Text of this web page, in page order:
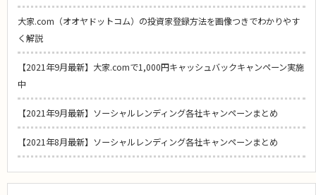
大家.com（オオヤドットコム）の投資家登録方法を画像つきでわかりやす
く解説
【2021年9月最新】大家.comで1,000円キャッシュバックキャンペーン実施
中
【2021年9月最新】ソーシャルレンディング各社キャンペーンまとめ
【2021年8月最新】ソーシャルレンディング各社キャンペーンまとめ